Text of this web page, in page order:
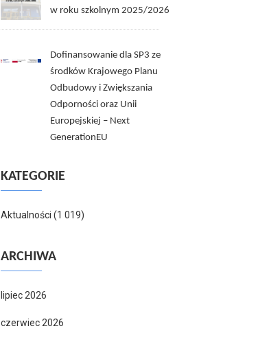
w roku szkolnym 2025/2026
Dofinansowanie dla SP3 ze
środków Krajowego Planu
Odbudowy i Zwiększania
Odporności oraz Unii
Europejskiej – Next
GenerationEU
KATEGORIE
Aktualności (1 019)
ARCHIWA
lipiec 2026
czerwiec 2026